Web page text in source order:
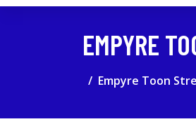
EMPYRE
Empyre Toon